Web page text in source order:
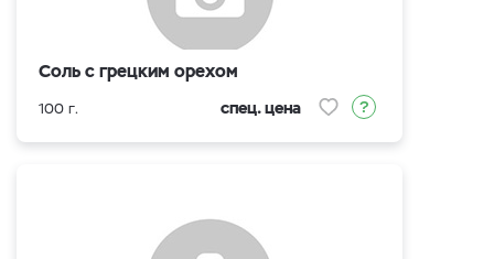
Соль с грецким орехом
100 г. спец. цена